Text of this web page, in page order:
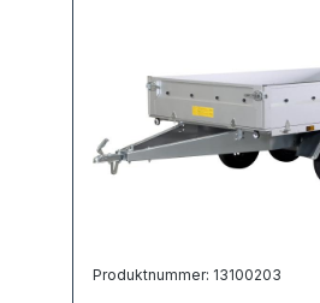
Produktnummer: 13100203